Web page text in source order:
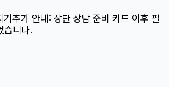
추가 안내: 상단 상담 준비 카드 이후 필
습니다.